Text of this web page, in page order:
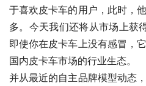
于喜欢皮卡车的用户，此时，
多。今天我们还将从市场上获
即使你在皮卡车上没有感冒，
国内皮卡车市场的行业生态。
并从最近的自主品牌模型动态